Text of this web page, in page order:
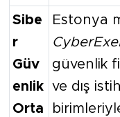
Sibe
r
Güv
enlik
Orta
Estonya
güvenlik
ve dış